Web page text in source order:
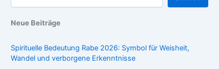
Neue Beiträge
Spirituelle Bedeutung Rabe 2026: Symbol für Weisheit,
Wandel und verborgene Erkenntnisse